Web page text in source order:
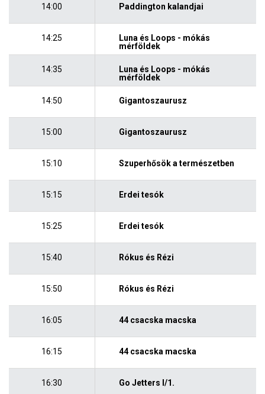
14:00 Paddington kalandjai
14:25
Luna és Loops - mókás
mérföldek
14:35
Luna és Loops - mókás
mérföldek
14:50 Gigantoszaurusz
15:00 Gigantoszaurusz
15:10 Szuperhősök a természetben
15:15 Erdei tesók
15:25 Erdei tesók
15:40 Rókus és Rézi
15:50 Rókus és Rézi
16:05 44 csacska macska
16:15 44 csacska macska
16:30 Go Jetters I/1.